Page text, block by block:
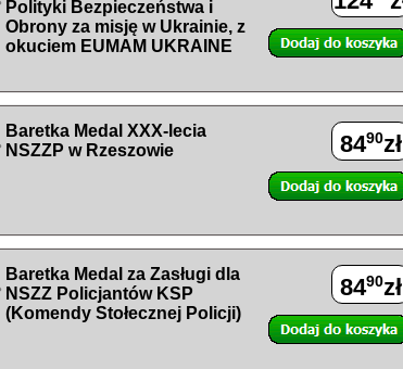
Polityki Bezpieczeństwa i
Obrony za misję w Ukrainie, z
okuciem EUMAM UKRAINE
Baretka Medal XXX-lecia
NSZZP w Rzeszowie
8490zł
Baretka Medal za Zasługi dla
NSZZ Policjantów KSP
(Komendy Stołecznej Policji)
8490zł